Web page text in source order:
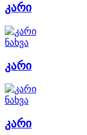
კარი
ნახვა
კარი
ნახვა
კარი